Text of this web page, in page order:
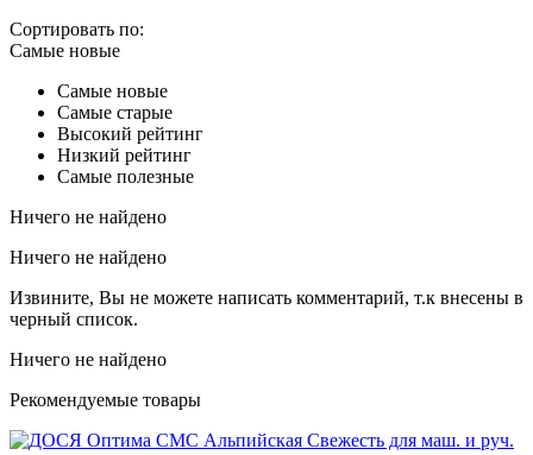
Сортировать по:
Самые новые
Самые новые
Самые старые
Высокий рейтинг
Низкий рейтинг
Самые полезные
Ничего не найдено
Ничего не найдено
Извините, Вы не можете написать комментарий, т.к внесены в
черный список.
Ничего не найдено
Рекомендуемые товары